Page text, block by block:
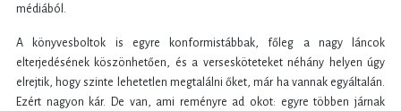
médiából.
A könyvesboltok is egyre konformistábbak, főleg a nagy láncok
elterjedésének köszönhetően, és a versesköteteket néhány helyen úgy
elrejtik, hogy szinte lehetetlen megtalálni őket, már ha vannak egyáltalán.
Ezért nagyon kár. De van, ami reményre ad okot: egyre többen járnak